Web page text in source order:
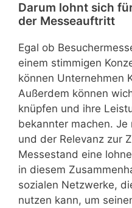
Darum lohnt sich
der Messeauftritt
Egal ob
einem stimmigen
können Unternehmen
Außerdem können
knüpfen und ihre
bekannter machen. Je
und der Relevanz zur
Messestand eine
in diesem
sozialen Netzwerke,
nutzen kann, um